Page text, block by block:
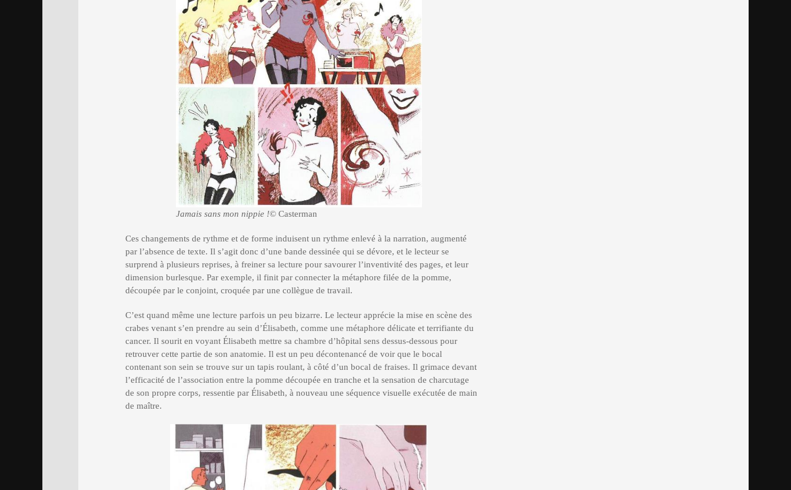
Jamais sans mon nippie !© Casterman
Ces changements de rythme et de forme induisent un rythme enlevé à la narration, augmenté
par l’absence de texte. Il s’agit donc d’une bande dessinée qui se dévore, et le lecteur se
surprend à plusieurs reprises, à freiner sa lecture pour savourer l’inventivité des pages, et leur
dimension burlesque. Par exemple, il finit par connecter la métaphore filée de la pomme,
découpée par le conjoint, croquée par une collègue de travail.
C’est quand même une lecture parfois un peu bizarre. Le lecteur apprécie la mise en scène des
crabes venant s’en prendre au sein d’Élisabeth, comme une métaphore délicate et terrifiante du
cancer. Il sourit en voyant Élisabeth mettre sa chambre d’hôpital sens dessus-dessous pour
retrouver cette partie de son anatomie. Il est un peu décontenancé de voir que le bocal
contenant son sein se trouve sur un tapis roulant, à côté d’un bocal de fraises. Il grimace devant
l’efficacité de l’association entre la pomme découpée en tranche et la sensation de charcutage
de son propre corps, ressentie par Élisabeth, à nouveau une séquence visuelle exécutée de main
de maître.